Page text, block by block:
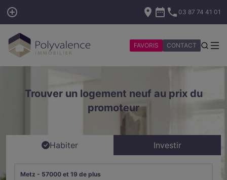
03 87 74 41 01
FAVORIS CONTACT
Trouver un logement neuf au prix du
promoteur
Habiter Investir
Metz - 57000 et 19 de plus